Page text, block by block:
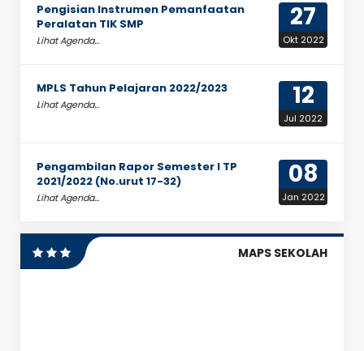
27
Okt 2022
Pengisian Instrumen Pemanfaatan
Peralatan TIK SMP
Lihat Agenda...
12
Jul 2022
MPLS Tahun Pelajaran 2022/2023
Lihat Agenda...
08
Jan 2022
Pengambilan Rapor Semester I TP
2021/2022 (No.urut 17-32)
Lihat Agenda...
MAPS SEKOLAH